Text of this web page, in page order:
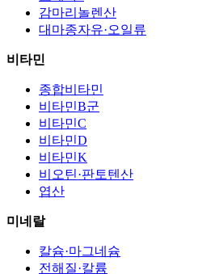
감마리놀렌산
대마종자유·오일류
비타민
종합비타민
비타민B군
비타민C
비타민D
비타민K
비오틴·판토텐산
엽산
미네랄
칼슘·마그네슘
전해질·칼륨